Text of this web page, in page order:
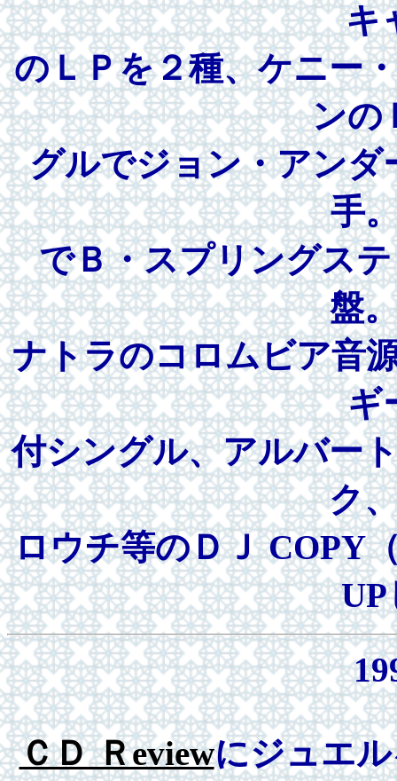
キ
のＬＰを２種、ケニー
ンの
グルでジョン・アンダ
手
でＢ・スプリングス
盤
ナトラのコロムビア音
ギ
付シングル、アルバー
ク
ロウチ等のＤＪ COPY
UP
ＣＤ Ｒeviewにジュエ